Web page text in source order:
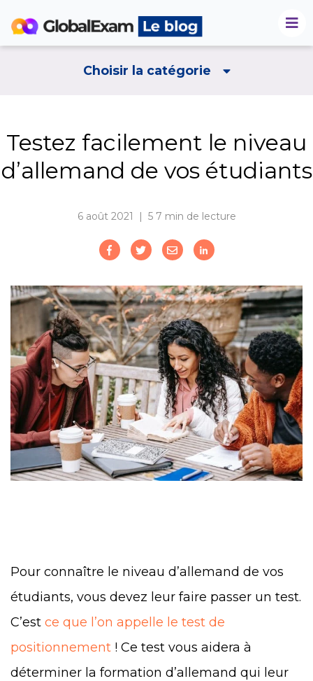
Choisir la catégorie
Testez facilement le niveau
d’allemand de vos étudiants
6 août 2021 | 5 7 min de lecture
Pour connaître le niveau d’allemand de vos
étudiants, vous devez leur faire passer un test.
C’est ce que l’on appelle le test de
positionnement ! Ce test vous aidera à
déterminer la formation d’allemand qui leur